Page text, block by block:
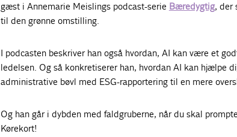
gæst i Annemarie Meislings podcast-serie Bæredygtig, der
til den grønne omstilling.
I podcasten beskriver han også hvordan, AI kan være et
ledelsen. Og så konkretiserer han, hvordan AI kan hjælpe
administrative bøvl med ESG-rapportering til en mere
Og han går i dybden med faldgruberne, når du skal
Kørekort!